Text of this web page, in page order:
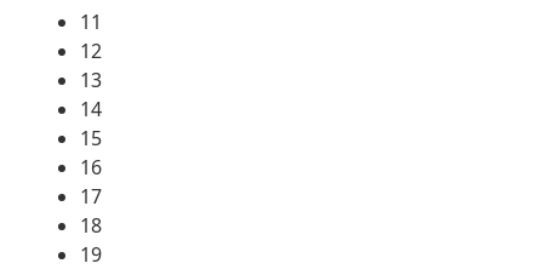
11
12
13
14
15
16
17
18
19